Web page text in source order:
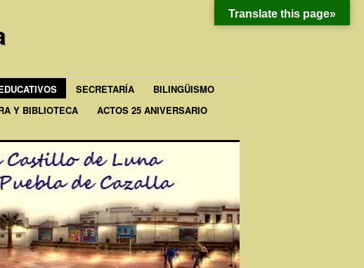
SECRETARÍA
BILINGÜISMO
Y BIBLIOTECA
ACTOS 25 ANIVERSARIO
Translate this page»